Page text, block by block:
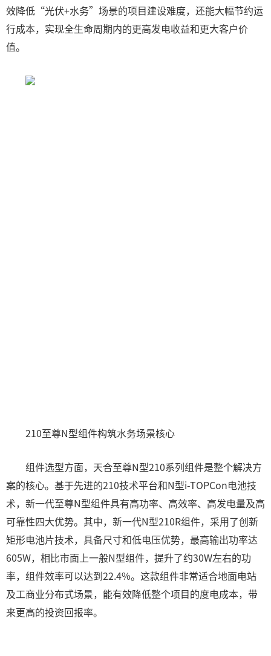
效降低“光伏+水务”场景的项目建设难度，还能大幅节约运
行成本，实现全生命周期内的更高发电收益和更大客户价
值。
210至尊N型组件构筑水务场景核心
组件选型方面，天合至尊N型210系列组件是整个解决方
案的核心。基于先进的210技术平台和N型i-TOPCon电池技
术，新一代至尊N型组件具有高功率、高效率、高发电量及高
可靠性四大优势。其中，新一代N型210R组件，采用了创新
矩形电池片技术，具备尺寸和低电压优势，最高输出功率达
605W，相比市面上一般N型组件，提升了约30W左右的功
率，组件效率可以达到22.4%。这款组件非常适合地面电站
及工商业分布式场景，能有效降低整个项目的度电成本，带
来更高的投资回报率。